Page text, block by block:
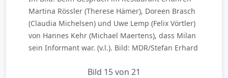
Martina Rössler (Therese Hämer), Doreen Brasch
(Claudia Michelsen) und Uwe Lemp (Felix Vörtler)
von Hannes Kehr (Michael Maertens), dass Milan
sein Informant war. (v.l.). Bild: MDR/Stefan Erhard
Bild 15 von 21